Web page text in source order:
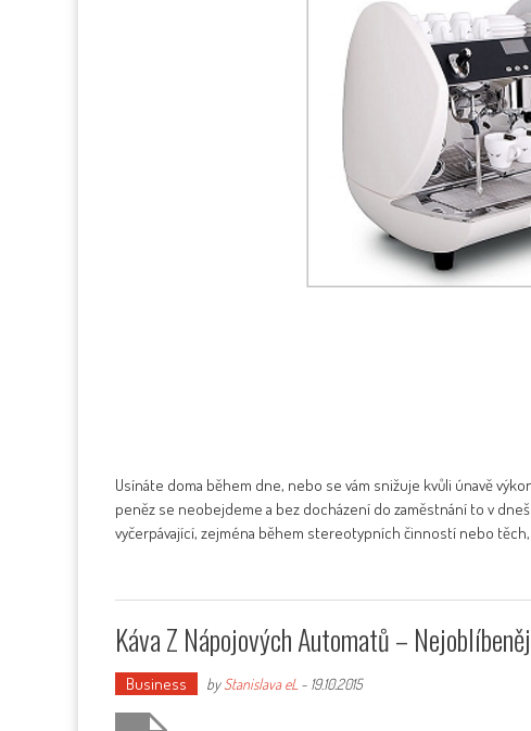
Usínáte doma během dne, nebo se vám snižuje kvůli únavě
peněz se neobejdeme a bez docházení do zaměstnání to v
vyčerpávající, zejména během stereotypních činností nebo těch,
Káva Z Nápojových Automatů –
Business byStanislava eL - 19.10.2015